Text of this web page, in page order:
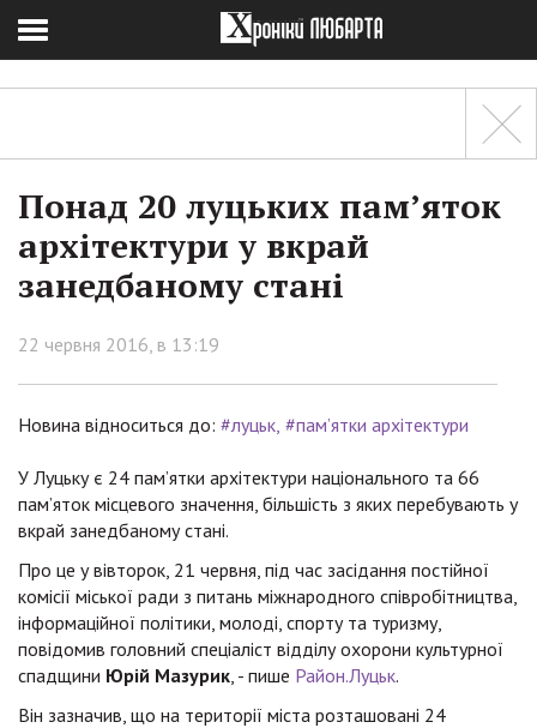
Понад 20 луцьких пам’яток
архітектури у вкрай
занедбаному стані
22 червня 2016, в 13:19
Новина відноситься до: #луцьк #пам’ятки архітектури
У Луцьку є 24 пам’ятки архітектури національного та 66
пам’яток місцевого значення, більшість з яких перебувають у
вкрай занедбаному стані.
Про це у вівторок, 21 червня, під час засідання постійної
комісії міської ради з питань міжнародного співробітництва,
інформаційної політики, молоді, спорту та туризму,
повідомив головний спеціаліст відділу охорони культурної
спадщини Юрій Мазурик, - пише Район.Луцьк.
Він зазначив, що на території міста розташовані 24